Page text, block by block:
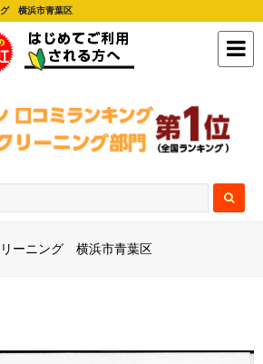
横浜市青葉区
ーニング 横浜市青葉区